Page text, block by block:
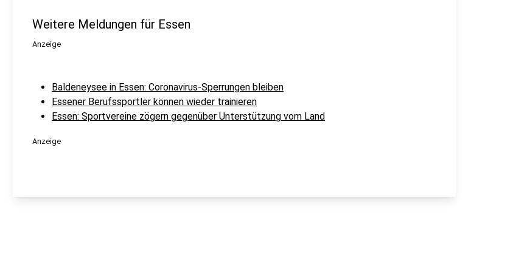
Weitere Meldungen für Essen
Anzeige
Baldeneysee in Essen: Coronavirus-Sperrungen bleiben
Essener Berufssportler können wieder trainieren
Essen: Sportvereine zögern gegenüber Unterstützung vom Land
Anzeige